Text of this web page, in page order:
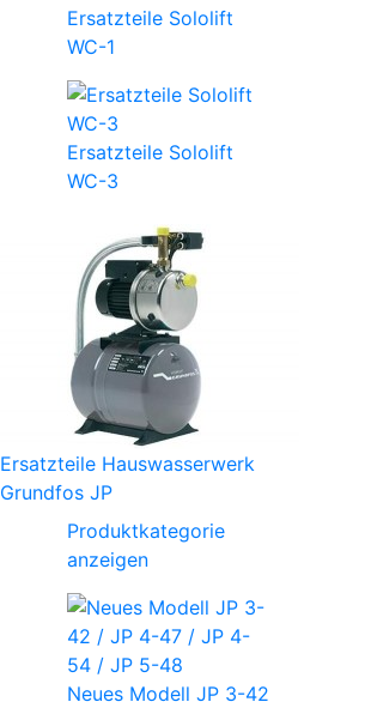
Ersatzteile Sololift
WC-1
Ersatzteile Sololift
WC-3
Ersatzteile Hauswasserwerk
Grundfos JP
Produktkategorie
anzeigen
Neues Modell JP 3-42